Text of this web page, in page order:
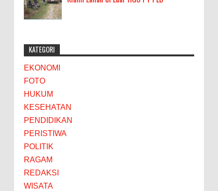
KATEGORI
EKONOMI
FOTO
HUKUM
KESEHATAN
PENDIDIKAN
PERISTIWA
POLITIK
RAGAM
REDAKSI
WISATA